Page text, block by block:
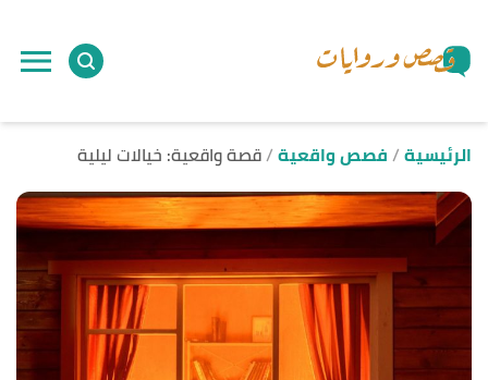
الرئيسية فصص واقعية قصة واقعية: خيالات ليلية